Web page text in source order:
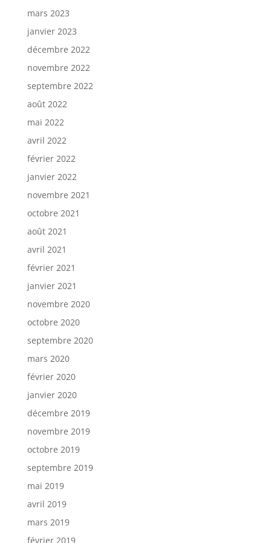
mars 2023
janvier 2023
décembre 2022
novembre 2022
septembre 2022
août 2022
mai 2022
avril 2022
février 2022
janvier 2022
novembre 2021
octobre 2021
août 2021
avril 2021
février 2021
janvier 2021
novembre 2020
octobre 2020
septembre 2020
mars 2020
février 2020
janvier 2020
décembre 2019
novembre 2019
octobre 2019
septembre 2019
mai 2019
avril 2019
mars 2019
février 2019